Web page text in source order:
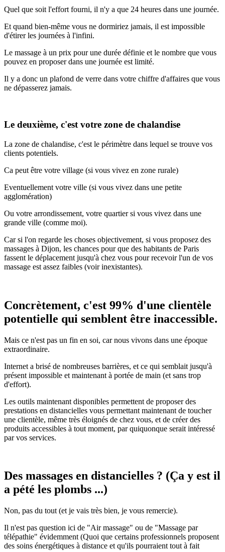
Quel que soit l'effort fourni, il n'y a que 24 heures dans une journée.
Et quand bien-même vous ne dormiriez jamais, il est impossible
d'étirer les journées à l'infini.
Le massage à un prix pour une durée définie et le nombre que vous
pouvez en proposer dans une journée est limité.
Il y a donc un plafond de verre dans votre chiffre d'affaires que vous
ne dépasserez jamais.
Le deuxième, c'est votre zone de chalandise
La zone de chalandise, c'est le périmètre dans lequel se trouve vos
clients potentiels.
Ca peut être votre village (si vous vivez en zone rurale)
Eventuellement votre ville (si vous vivez dans une petite
agglomération)
Ou votre arrondissement, votre quartier si vous vivez dans une
grande ville (comme moi).
Car si l'on regarde les choses objectivement, si vous proposez des
massages à Dijon, les chances pour que des habitants de Paris
fassent le déplacement jusqu'à chez vous pour recevoir l'un de vos
massage est assez faibles (voir inexistantes).
Concrètement, c'est 99% d'une clientèle
potentielle qui semblent être inaccessible.
Mais ce n'est pas un fin en soi, car nous vivons dans une époque
extraordinaire.
Internet a brisé de nombreuses barrières, et ce qui semblait jusqu'à
présent impossible et maintenant à portée de main (et sans trop
d'effort).
Les outils maintenant disponibles permettent de proposer des
prestations en distancielles vous permettant maintenant de toucher
une clientèle, même très éloignés de chez vous, et de créer des
produits accessibles à tout moment, par quiquonque serait intéressé
par vos services.
Des massages en distancielles ? (Ça y est il
a pété les plombs ...)
Non, pas du tout (et je vais très bien, je vous remercie).
Il n'est pas question ici de "Air massage" ou de "Massage par
télépathie" évidemment (Quoi que certains professionnels proposent
des soins énergétiques à distance et qu'ils pourraient tout à fait